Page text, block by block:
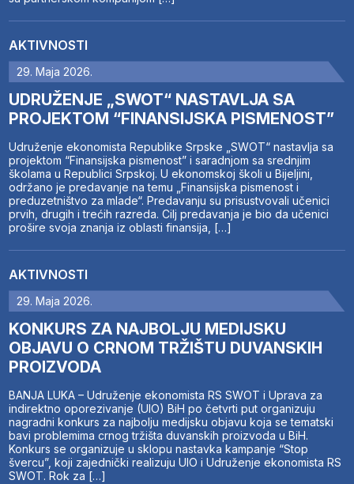
AKTIVNOSTI
29. Maja 2026.
UDRUŽENJE „SWOT“ NASTAVLJA SA
PROJEKTOM “FINANSIJSKA PISMENOST”
Udruženje ekonomista Republike Srpske „SWOT“ nastavlja sa
projektom “Finansijska pismenost” i saradnjom sa srednjim
školama u Republici Srpskoj. U ekonomskoj školi u Bijeljini,
održano je predavanje na temu „Finansijska pismenost i
preduzetništvo za mlade“. Predavanju su prisustvovali učenici
prvih, drugih i trećih razreda. Cilj predavanja je bio da učenici
prošire svoja znanja iz oblasti finansija, […]
AKTIVNOSTI
29. Maja 2026.
KONKURS ZA NAJBOLJU MEDIJSKU
OBJAVU O CRNOM TRŽIŠTU DUVANSKIH
PROIZVODA
BANJA LUKA – Udruženje ekonomista RS SWOT i Uprava za
indirektno oporezivanje (UIO) BiH po četvrti put organizuju
nagradni konkurs za najbolju medijsku objavu koja se tematski
bavi problemima crnog tržišta duvanskih proizvoda u BiH.
Konkurs se organizuje u sklopu nastavka kampanje “Stop
švercu”, koji zajednički realizuju UIO i Udruženje ekonomista RS
SWOT. Rok za […]